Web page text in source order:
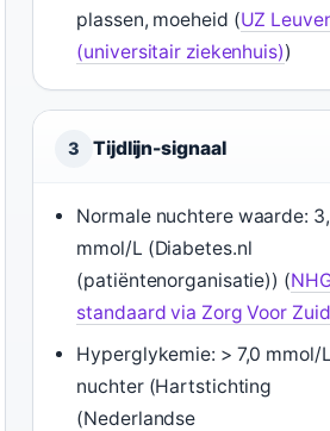
plassen, moeheid (UZ
(universitair ziekenhuis))
3 Tijdlijn-signaal
Normale nuchtere waarde:
mmol/L (Diabetes.nl
(patiëntenorganisatie)) (
standaard via Zorg Voor Zuid
Hyperglykemie: > 7,0 mmol/L
nuchter (Hartstichting
(Nederlandse